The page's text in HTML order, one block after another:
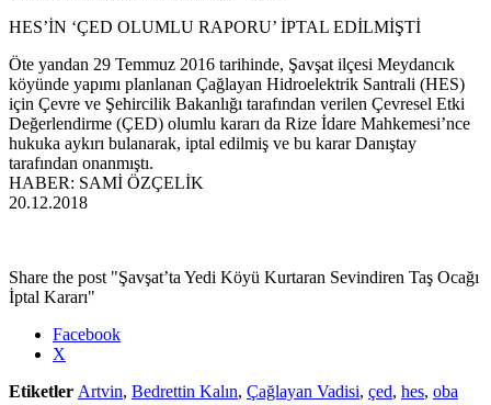
HES’İN ‘ÇED OLUMLU RAPORU’ İPTAL EDİLMİŞTİ
Öte yandan 29 Temmuz 2016 tarihinde, Şavşat ilçesi Meydancık
köyünde yapımı planlanan Çağlayan Hidroelektrik Santrali (HES)
için Çevre ve Şehircilik Bakanlığı tarafından verilen Çevresel Etki
Değerlendirme (ÇED) olumlu kararı da Rize İdare Mahkemesi’nce
hukuka aykırı bulanarak, iptal edilmiş ve bu karar Danıştay
tarafından onanmıştı.
HABER: SAMİ ÖZÇELİK
20.12.2018
Share the post "Şavşat’ta Yedi Köyü Kurtaran Sevindiren Taş Ocağı
İptal Kararı"
Facebook
X
Etiketler Artvin, Bedrettin Kalın, Çağlayan Vadisi, çed, hes, oba